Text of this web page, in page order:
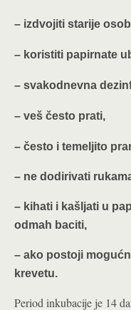
– izdvojiti starije
– koristiti papirnate
– svakodnevna
– veš često prati,
– često i temeljito
– ne dodirivati
– kihati i kašljati u
odmah baciti,
– ako postoji
krevetu.
Period inkubacije je 14